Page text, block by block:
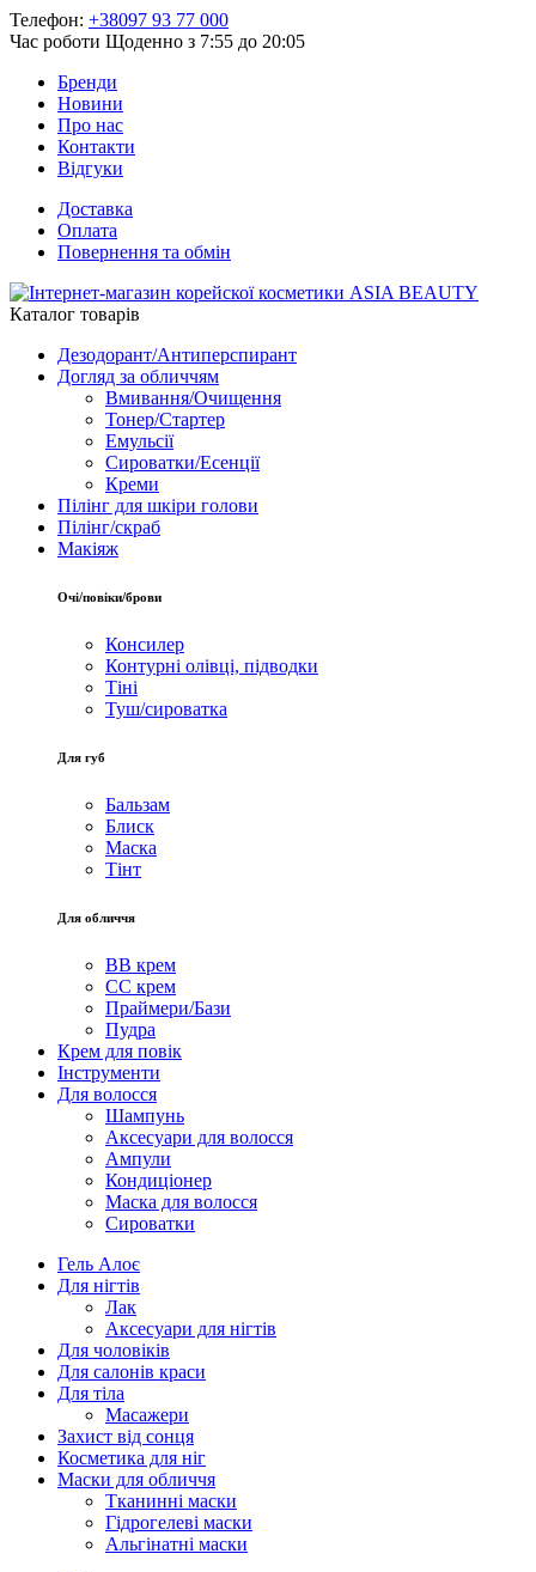
Телефон: +38097 93 77 000
Час роботи Щоденно з 7:55 до 20:05
Бренди
Новини
Про нас
Контакти
Відгуки
Доставка
Оплата
Повернення та обмін
Каталог товарів
Дезодорант/Антиперспирант
Догляд за обличчям
Вмивання/Очищення
Тонер/Стартер
Емульсії
Сироватки/Есенції
Креми
Пілінг для шкіри голови
Пілінг/скраб
Макіяж
Очі/повіки/брови
Консилер
Контурні олівці, підводки
Тіні
Туш/сироватка
Для губ
Бальзам
Блиск
Маска
Тінт
Для обличчя
BB крем
CC крем
Праймери/Бази
Пудра
Крем для повік
Інструменти
Для волосся
Шампунь
Аксесуари для волосся
Ампули
Кондиціонер
Маска для волосся
Сироватки
Гель Алоє
Для нігтів
Лак
Аксесуари для нігтів
Для чоловіків
Для салонів краси
Для тіла
Масажери
Захист від сонця
Косметика для ніг
Маски для обличчя
Тканинні маски
Гідрогелеві маски
Альгінатні маски